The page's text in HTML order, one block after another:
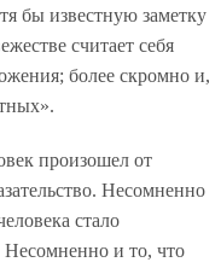
бы известную заметку
считает себя
более скромно и,
произошел от
Несомненно
стало
Несомненно и то, что